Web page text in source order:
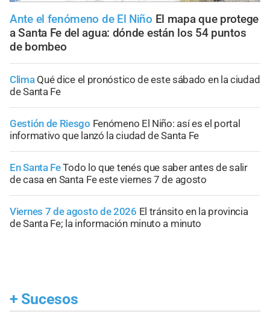
Ante el fenómeno de El Niño El mapa que protege
a Santa Fe del agua: dónde están los 54 puntos
de bombeo
Clima Qué dice el pronóstico de este sábado en la ciudad
de Santa Fe
Gestión de Riesgo Fenómeno El Niño: así es el portal
informativo que lanzó la ciudad de Santa Fe
En Santa FeTodo lo que tenés que saber antes de salir
de casa en Santa Fe este viernes 7 de agosto
Viernes 7 de agosto de 2026 El tránsito en la provincia
de Santa Fe; la información minuto a minuto
+ Sucesos